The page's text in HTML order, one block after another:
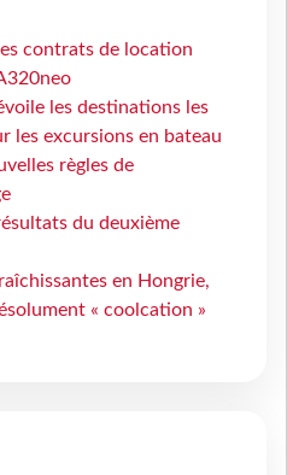
contrats de location
les destinations les
les excursions en bateau
règles de
du deuxième
en Hongrie,
« coolcation »